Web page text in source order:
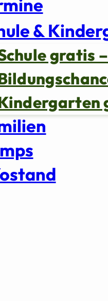
&
gratis